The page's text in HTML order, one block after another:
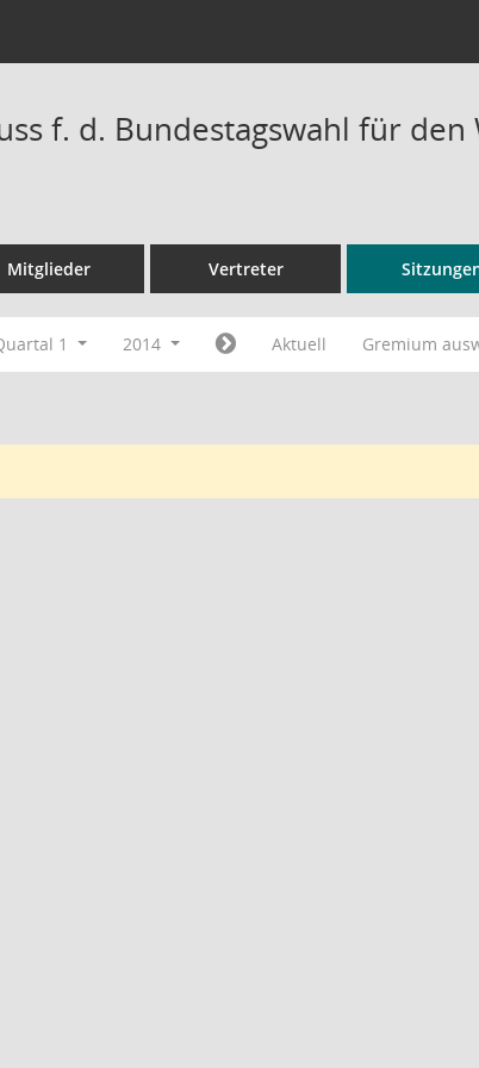
f. d. Bundestagswahl für
Mitglieder Vertreter
1 2014 Aktuell Gremium